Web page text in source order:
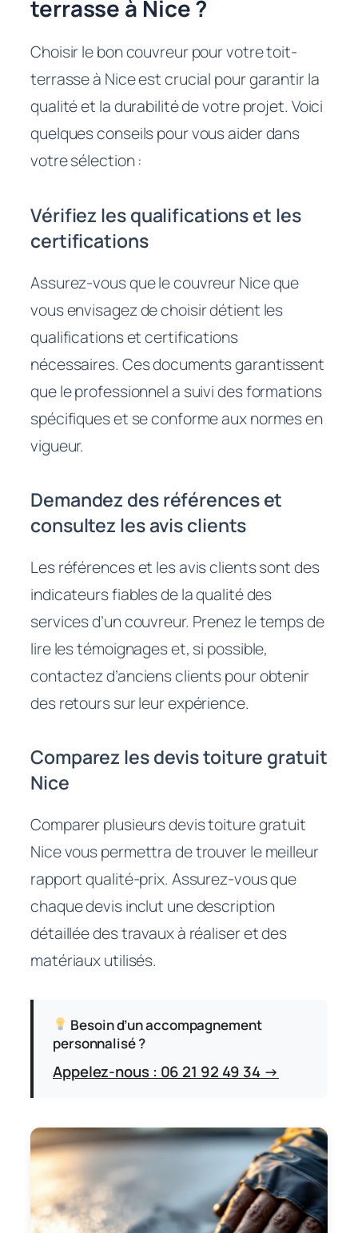
terrasse à Nice ?
Choisir le bon couvreur pour votre toit-
terrasse à Nice est crucial pour garantir la
qualité et la durabilité de votre projet. Voici
quelques conseils pour vous aider dans
votre sélection :
Vérifiez les qualifications et les
certifications
Assurez-vous que le couvreur Nice que
vous envisagez de choisir détient les
qualifications et certifications
nécessaires. Ces documents garantissent
que le professionnel a suivi des formations
spécifiques et se conforme aux normes en
vigueur.
Demandez des références et
consultez les avis clients
Les références et les avis clients sont des
indicateurs fiables de la qualité des
services d’un couvreur. Prenez le temps de
lire les témoignages et, si possible,
contactez d’anciens clients pour obtenir
des retours sur leur expérience.
Comparez les devis toiture gratuit
Nice
Comparer plusieurs devis toiture gratuit
Nice vous permettra de trouver le meilleur
rapport qualité-prix. Assurez-vous que
chaque devis inclut une description
détaillée des travaux à réaliser et des
matériaux utilisés.
Besoin d’un accompagnement
personnalisé ?
Appelez-nous : 06 21 92 49 34 →